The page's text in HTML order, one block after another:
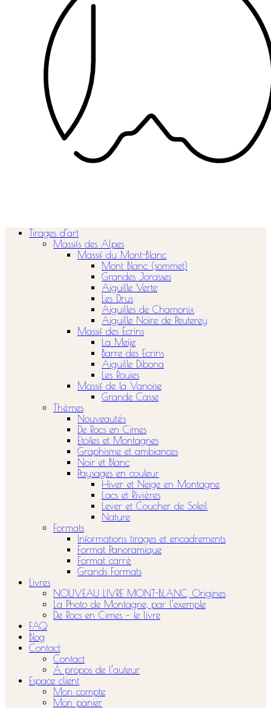
Tirages d’art
Massifs des Alpes
Massif du Mont-Blanc
Mont Blanc (sommet)
Grandes Jorasses
Aiguille Verte
Les Drus
Aiguilles de Chamonix
Aiguille Noire de Peuterey
Massif des Ecrins
La Meije
Barre des Ecrins
Aiguille Dibona
Les Rouies
Massif de la Vanoise
Grande Casse
Thèmes
Nouveautés
De Rocs en Cimes
Etoiles et Montagnes
Graphisme et ambiances
Noir et Blanc
Paysages en couleur
Hiver et Neige en Montagne
Lacs et Rivières
Lever et Coucher de Soleil
Nature
Formats
Informations tirages et encadrements
Format Panoramique
Format carré
Grands Formats
Livres
NOUVEAU LIVRE MONT-BLANC, Origines
La Photo de Montagne, par l’exemple
De Rocs en Cimes – le livre
FAQ
Blog
Contact
Contact
À propos de l’auteur
Espace client
Mon compte
Mon panier